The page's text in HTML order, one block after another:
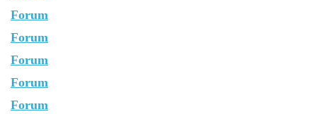
Forum
Forum
Forum
Forum
Forum